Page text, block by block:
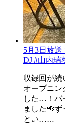
5月3日放
DJ #山内瑞
収録回が続
オープニン
した…！バ
ました📢ず
とい……